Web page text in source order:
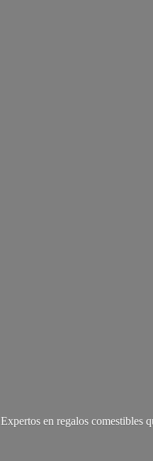
Expertos en regalos comestibles